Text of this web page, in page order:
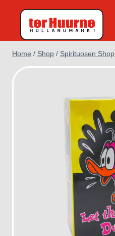
inhoud
Home / Shop / Spirituosen Shop